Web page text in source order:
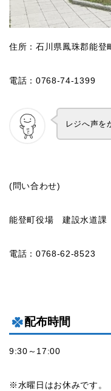
住所：石川県鳳珠郡能
電話：0768-74-1399
レジへ声を
(問い合わせ)
能登町役場 建設水道課
電話：0768-62-8523
配布時間
9:30～17:00
※水曜日はお休みです。